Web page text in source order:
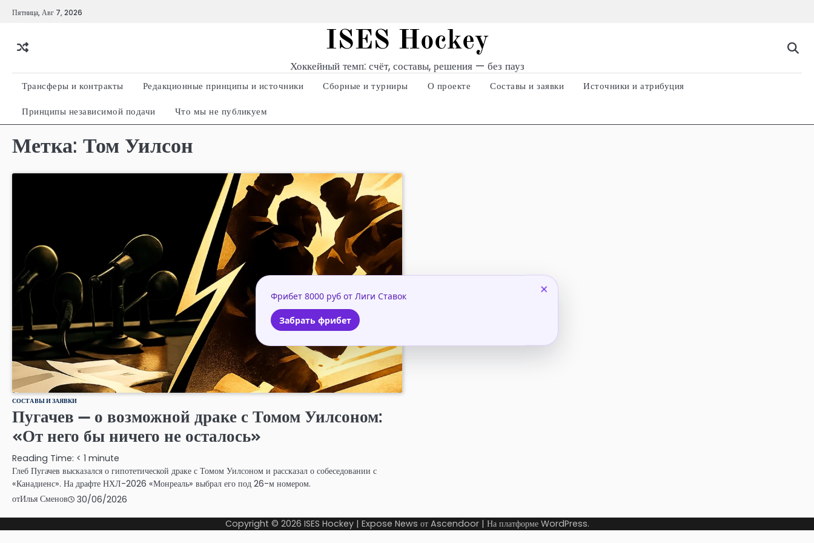
Перейти
Пятница, Авг 7, 2026
ISES Hockey
Хоккейный темп: счёт, составы, решения — без пауз
Трансферы и контракты Редакционные принципы и источники Сборные и турниры О проекте Составы и заявки
Источники и атрибуция
Принципы независимой подачи
Что мы не публикуем
Метка: Том Уилсон
СОСТАВЫ И ЗАЯВКИ
Пугачев — о возможной драке с Томом Уилсоном:
«От него бы ничего не осталось»
Reading Time: < 1 minute
Глеб Пугачев высказался о гипотетической драке с Томом Уилсоном и рассказал о собеседовании с
«Канадиенс». На драфте НХЛ-2026 «Монреаль» выбрал его под 26-м номером.
отИлья Сменов 30/06/2026
Copyright © 2026 ISES Hockey| Expose News от Ascendoor| На платформе WordPress.
×
Фрибет 8000 руб от Лиги Ставок
Забрать фрибет